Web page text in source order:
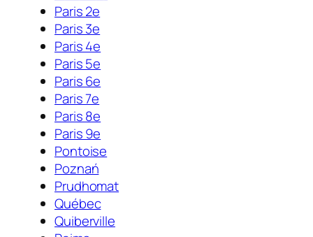
Paris 2e
Paris 3e
Paris 4e
Paris 5e
Paris 6e
Paris 7e
Paris 8e
Paris 9e
Pontoise
Poznań
Prudhomat
Québec
Quiberville